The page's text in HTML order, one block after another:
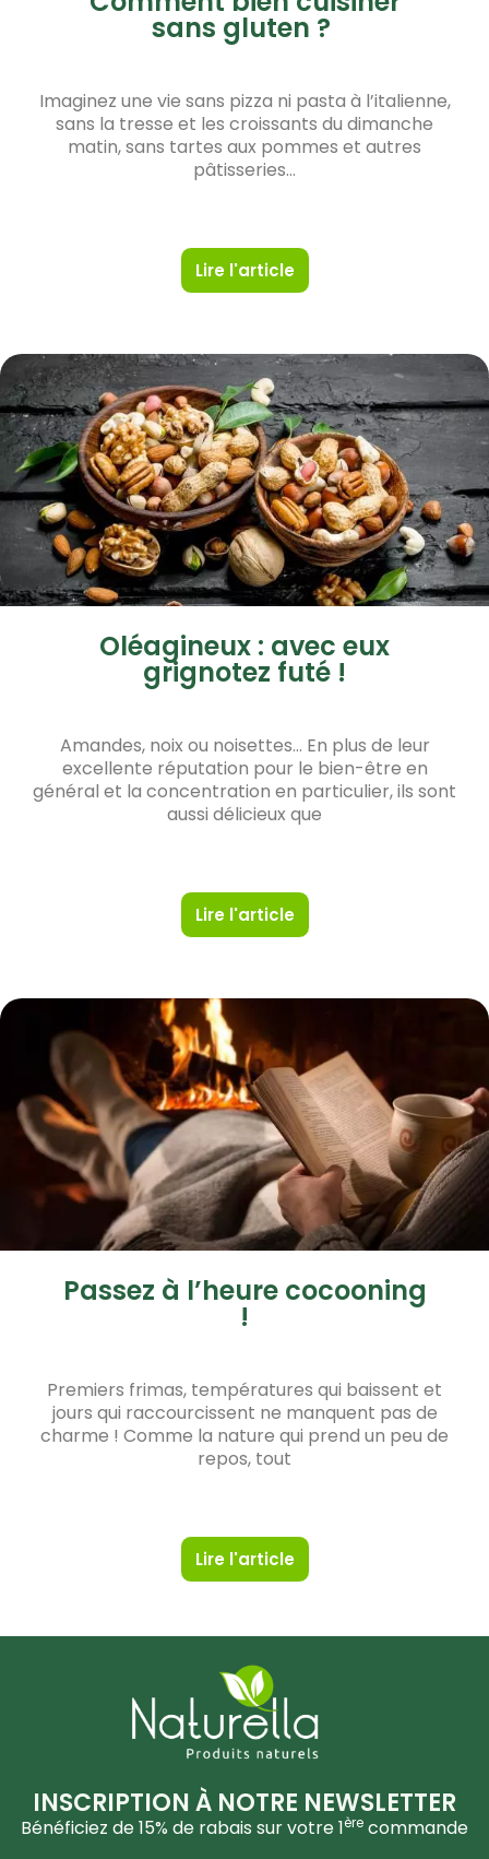
sans gluten ?
Imaginez une vie sans pizza ni pasta à l’italienne,
sans la tresse et les croissants du dimanche
matin, sans tartes aux pommes et autres
pâtisseries…
Lire l'article
Oléagineux : avec eux
grignotez futé !
Amandes, noix ou noisettes… En plus de leur
excellente réputation pour le bien-être en
général et la concentration en particulier, ils sont
aussi délicieux que
Lire l'article
Passez à l’heure cocooning
!
Premiers frimas, températures qui baissent et
jours qui raccourcissent ne manquent pas de
charme ! Comme la nature qui prend un peu de
repos, tout
Lire l'article
INSCRIPTION À NOTRE NEWSLETTER
Bénéficiez de 15% de rabais sur votre 1ère commande